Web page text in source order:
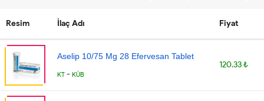
Resim İlaç Adı Fiyat
Aselip 10/75 Mg 28 Efervesan Tablet
KT - KÜB
120.33 ₺